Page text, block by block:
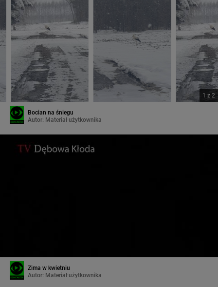
1 z 2
Bocian na śniegu
Autor: Materiał użytkownika
Zima w kwietniu
Autor: Materiał użytkownika